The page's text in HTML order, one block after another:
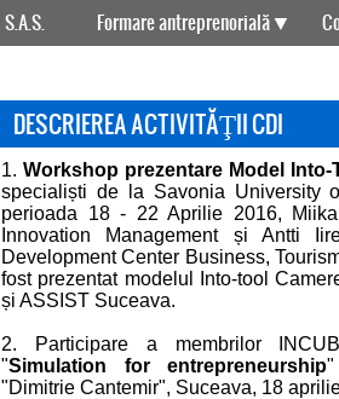
S.A.S. Formare antreprenorială
DESCRIEREA ACTIVITĂŢII CDI
1.Workshop prezentare Model Into-
specialiști de la Savonia University
perioada 18 - 22 Aprilie 2016,
Innovation Management și Antti
Development Center Business,
fost prezentat modelul Into-tool
și ASSIST Suceava.
2. Participare a membrilor
"Simulation for entrepreneurship"
"Dimitrie Cantemir", Suceava, 18